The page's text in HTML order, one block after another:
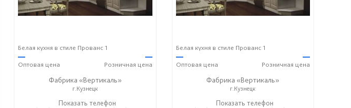
Белая кухня в стиле Прованс 1
—
Оптовая цена
—
Розничная цена
Фабрика «Вертикаль»
г.Кузнецк
+7 (927) 38-059-88 ☎+7 (927) 38-003-77
Показать телефон
Белая кухня в стиле Прованс 1
—
Оптовая цена
—
Розничная цена
Фабрика «Вертикаль»
г.Кузнецк
+7 (927) 38-059-88 ☎+7 (927) 38-003-77
Показать телефон